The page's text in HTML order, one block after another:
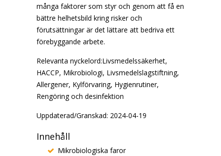
många faktorer som styr och genom att få en
bättre helhetsbild kring risker och
förutsättningar är det lättare att bedriva ett
förebyggande arbete.
Relevanta nyckelord:Livsmedelssäkerhet,
HACCP, Mikrobiologi, Livsmedelslagstiftning,
Allergener, Kylförvaring, Hygienrutiner,
Rengöring och desinfektion
Uppdaterad/Granskad: 2024-04-19
Innehåll
Mikrobiologiska faror